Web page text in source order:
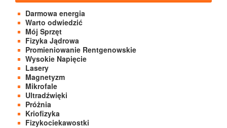
Darmowa energia
Warto odwiedzić
Mój Sprzęt
Fizyka Jądrowa
Promieniowanie Rentgenowskie
Wysokie Napięcie
Lasery
Magnetyzm
Mikrofale
Ultradźwięki
Próżnia
Kriofizyka
Fizykociekawostki